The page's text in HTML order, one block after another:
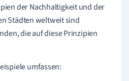
der Nachhaltigkeit und der
Städten weltweit sind
die auf diese Prinzipien
umfassen: